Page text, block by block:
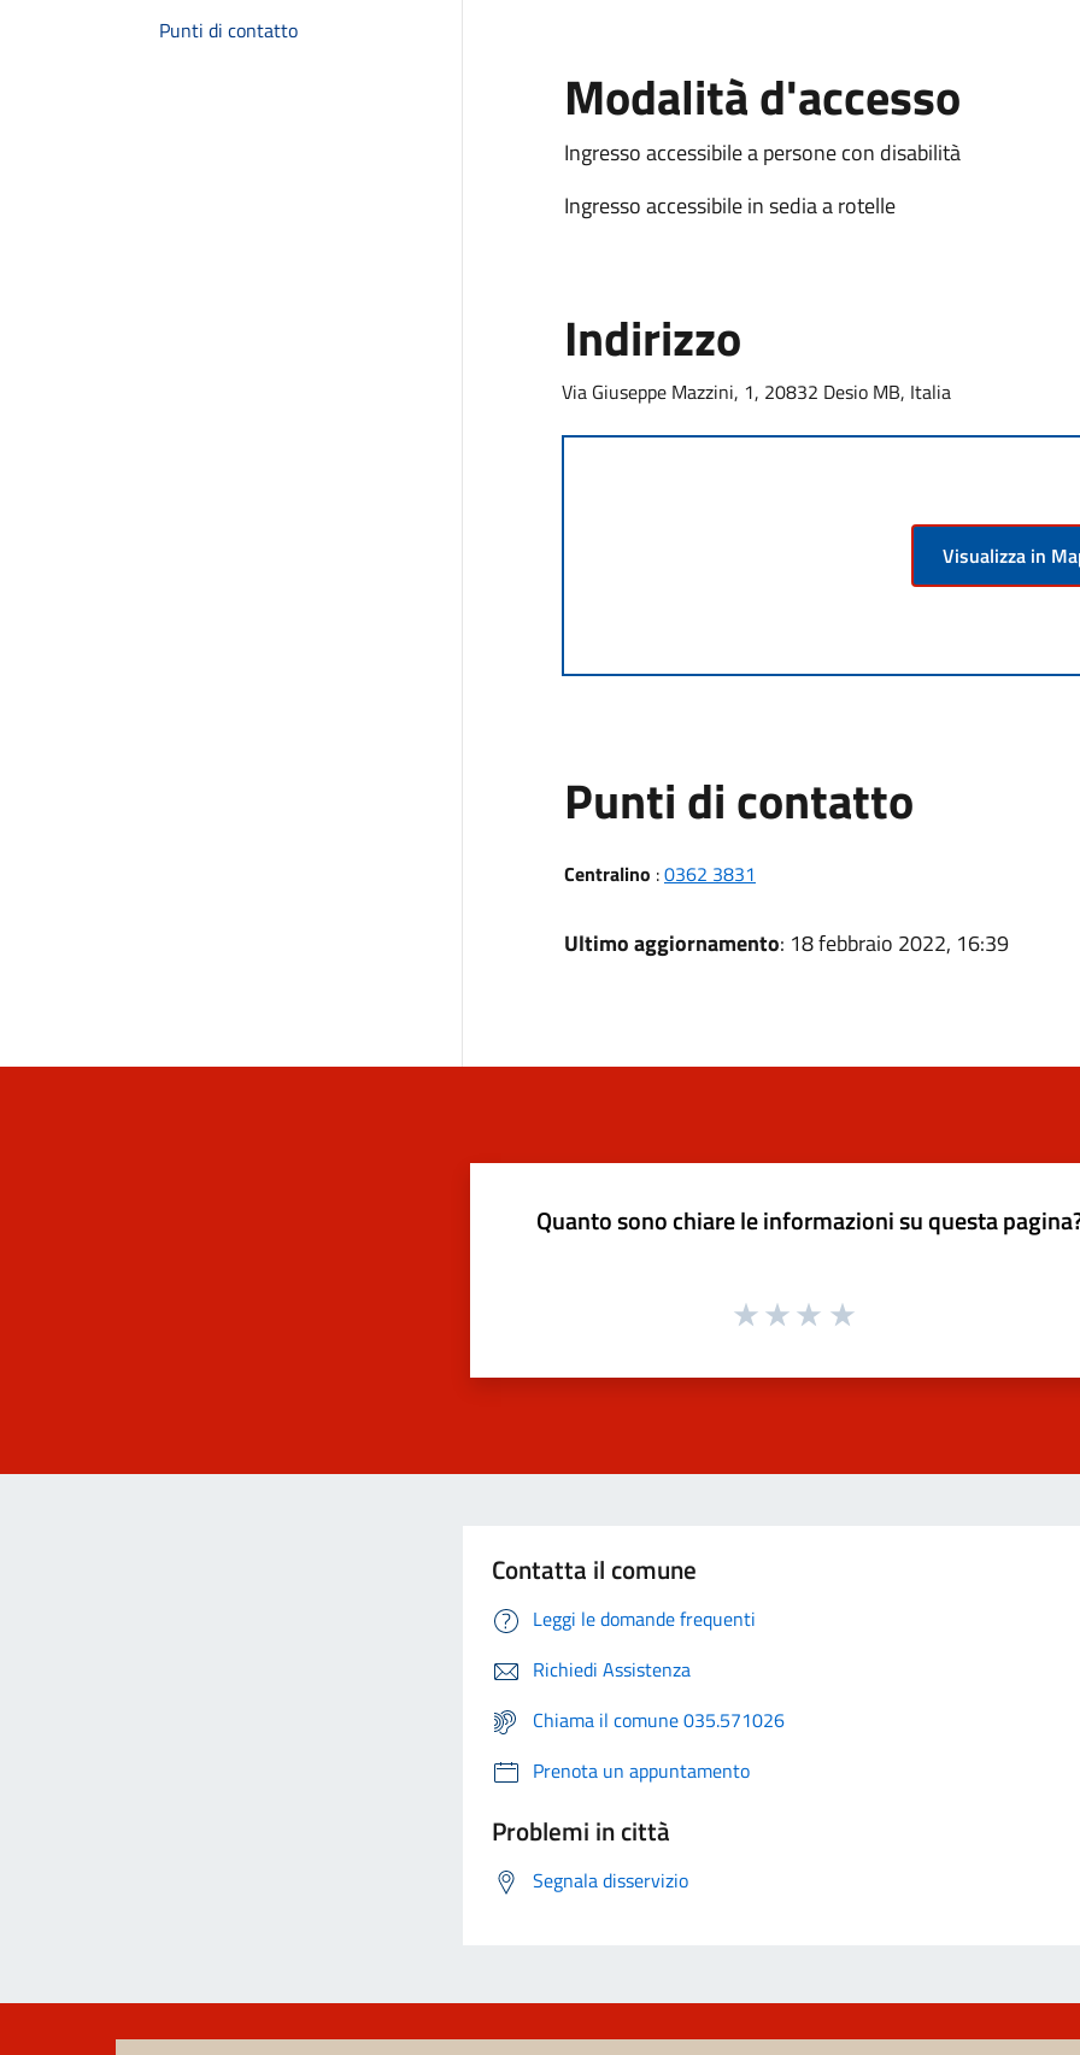
Punti di contatto
Modalità d'accesso
Ingresso accessibile a persone con disabilità
Ingresso accessibile in sedia a rotelle
Indirizzo
Via Giuseppe Mazzini, 1, 20832 Desio MB, Italia
Visualizza in
Punti di contatto
Centralino :0362 3831
Ultimo aggiornamento: 18 febbraio 2022, 16:39
Quanto sono chiare le informazioni su questa
Contatta il comune
Leggi le domande frequenti
Richiedi Assistenza
Chiama il comune 035.571026
Prenota un appuntamento
Problemi in città
Segnala disservizio